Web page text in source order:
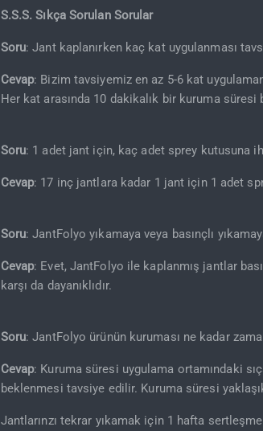
S.S.S. Sıkça Sorulan Sorular
Soru: Jant kaplanırken kaç kat uygulanması
Cevap: Bizim tavsiyemiz en az 5-6 kat
Her kat arasında 10 dakikalık bir kuruma süresi
Soru: 1 adet jant için, kaç adet sprey kutusuna
Cevap: 17 inç jantlara kadar 1 jant için 1 adet
Soru: JantFolyo yıkamaya veya basınçlı
Cevap: Evet, JantFolyo ile kaplanmış jantlar
karşı da dayanıklıdır.
Soru: JantFolyo ürünün kuruması ne kadar
Cevap: Kuruma süresi uygulama ortamındaki
beklenmesi tavsiye edilir. Kuruma süresi
Jantlarınzı tekrar yıkamak için 1 hafta